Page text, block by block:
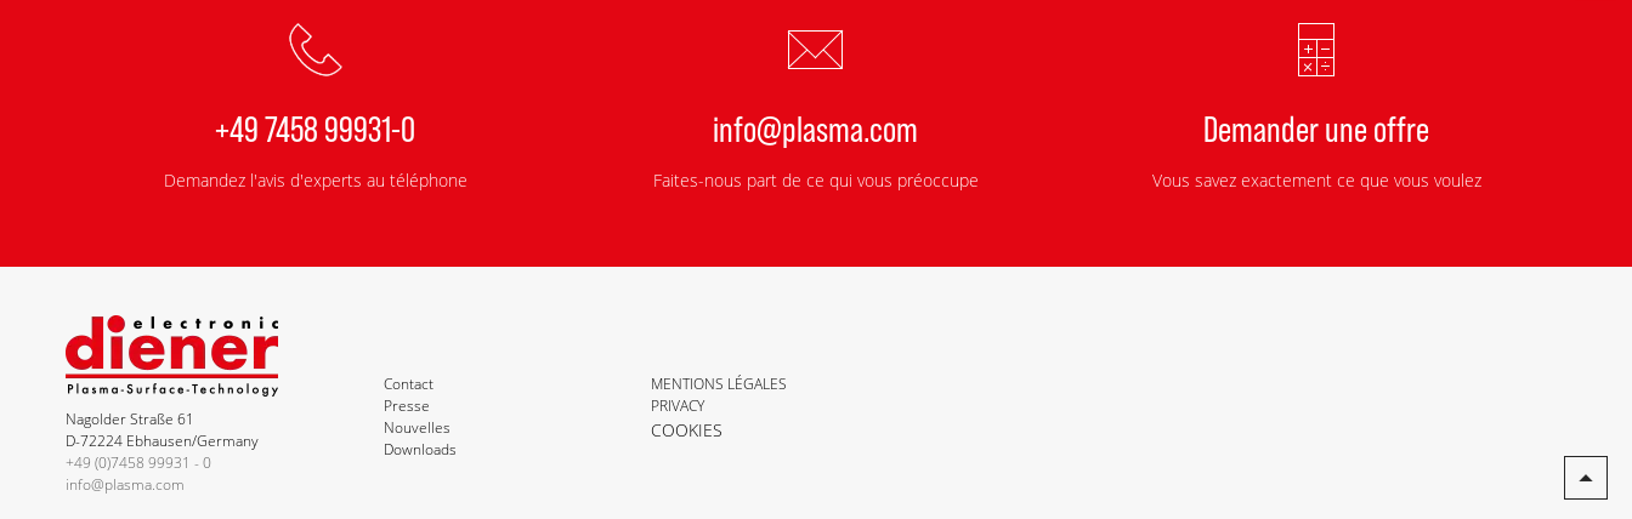
+49 7458 99931-0
Demandez l'avis d'experts au téléphone
info@plasma.com
Faites-nous part de ce qui vous préoccupe
Demander une offre
Vous savez exactement ce que vous voulez
Nagolder Straße 61
D-72224 Ebhausen/Germany
+49 (0)7458 99931 - 0
info@plasma.com
Contact
Presse
Nouvelles
Downloads
MENTIONS LÉGALES
PRIVACY
COOKIES